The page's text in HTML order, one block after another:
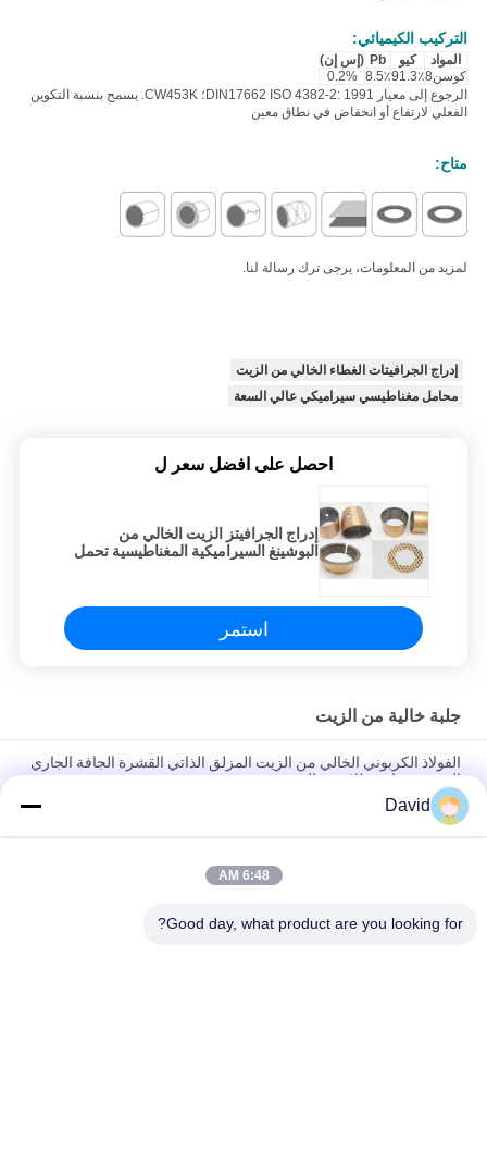
التركيب الكيميائي:
المواد كيو Pb (إس إن)
كوسن8
91.3٪8.5٪ 0.2%
الرجوع إلى معيار DIN17662 ISO 4382-2: 1991؛ CW453K. يسمح بنسبة التكوين
الفعلي لارتفاع أو انخفاض في نطاق معين
متاح:
لمزيد من المعلومات، يرجى ترك رسالة لنا.
إدراج الجرافيتات الغطاء الخالي من الزيت
محامل مغناطيسي سيراميكي عالي السعة
احصل على افضل سعر ل
إدراج الجرافيتز الزيت الخالي من
البوشينغ السيراميكية المغناطيسية تحمل
استمر
جلبة خالية من الزيت
الفولاذ الكربوني الخالي من الزيت المزلق الذاتي القشرة الجافة الجاري
القشرة مقاومة للاستعمال
PTFE BUshings
زيت منخفض الضوضاء مشبع بالبطانات البرونزية مواد بوش التشحيم
David
6:48 AM
Good day, what product are you looking for?